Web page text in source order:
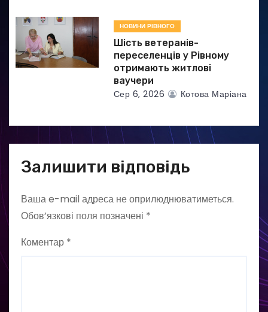
НОВИНИ РІВНОГО
Шість ветеранів-
переселенців у Рівному
отримають житлові
ваучери
Сер 6, 2026 Котова Маріана
Залишити відповідь
Ваша e-mail адреса не оприлюднюватиметься.
Обов’язкові поля позначені *
Коментар *